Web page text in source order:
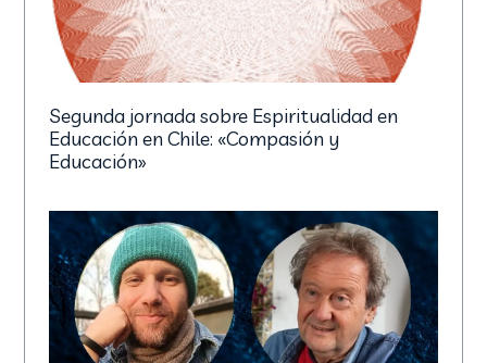
Segunda jornada sobre Espiritualidad en
Educación en Chile: «Compasión y
Educación»